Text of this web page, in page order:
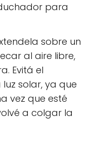
para
sobre un
al aire libre,
Evitá el
solar, ya que
vez que esté
a colgar la